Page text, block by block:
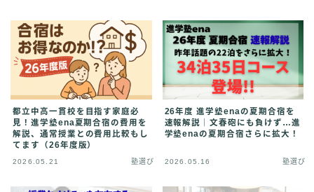
都立中高一貫校を目指す家庭必
見！進学塾ena夏期合宿の費用を
解説、通常授業との費用比較もし
てます（26年度版）
2026.05.21 塾選び
26年度 進学塾enaの夏期合宿を
速報解説｜文春砲にも負けず…進
学塾enaの夏期合宿さらに拡大！
2026.05.16 塾選び